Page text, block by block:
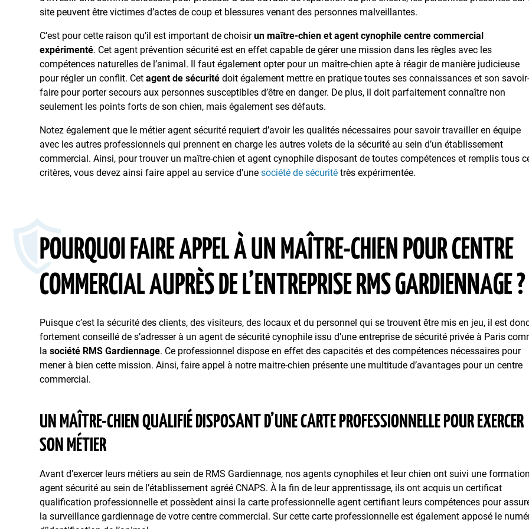
site peuvent être victimes d’actes de coup et blessures venant des personnes malveillantes.
C’est pour cette raison qu’il est important de choisirunmaître-chien et agent cynophile centre commercial
expérimenté. Cet agent prévention sécurité est en effet capable de gérer une mission dans les règles avec les
compétences naturelles de l’animal. Il faut également opter pour un maître-chien apte à réagir de manière judicieuse
pour régler un conflit. Cetagent de sécurité doit également mettre en pratique toutes ses connaissances et son
faire pour porter secours aux personnes susceptibles d’être en danger. De plus, il doit parfaitement connaître non
seulement les points forts de son chien, mais également ses défauts.
Notez également que le métier agent sécurité requiert d’avoir les qualités nécessaires pour savoir travailler en équipe
avec les autres professionnels qui prennent en charge les autres volets de la sécurité au sein d’un établissement
commercial. Ainsi, pour trouver un maître-chien et agent cynophile disposant de toutes compétences et remplis tous
critères, vous devez ainsi faire appel au service d’unesociété de sécurité très expérimentée.
POURQUOI FAIRE APPEL À UN MAÎTRE-CHIEN POUR CENTRE
COMMERCIAL AUPRÈS DE L’ENTREPRISE RMS GARDIENNAGE ?
Puisque c’est la sécurité des clients, des visiteurs, des locaux et du personnel qui se trouvent être mis en jeu, il est
fortement conseillé de s’adresser à un agent de sécurité cynophile issu d’une entreprise de sécurité privée à Paris
lasociété RMS Gardiennage. Ce professionnel dispose en effet des capacités et des compétences nécessaires pour
mener à bien cette mission. Ainsi, faire appel à notre maitre-chien présente une multitude d’avantages pour un centre
commercial.
UN MAÎTRE-CHIEN QUALIFIÉ DISPOSANT D’UNE CARTE PROFESSIONNELLE POUR EXERCER
SON MÉTIER
Avant d’exercer leurs métiers au sein de RMS Gardiennage, nos agents cynophiles et leur chien ont suivi une
agent sécurité au sein de l’établissement agréé CNAPS. À la fin de leur apprentissage, ils ont acquis un certificat
qualification professionnelle et possèdent ainsi la carte professionnelle agent certifiant leurs compétences pour
la surveillance gardiennage de votre centre commercial. Sur cette carte professionnelle est également apposé le